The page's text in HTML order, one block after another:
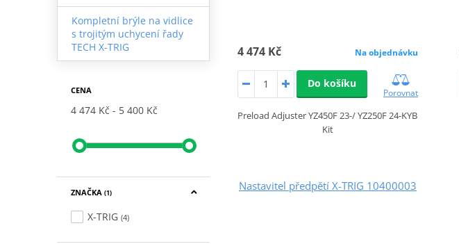
Kompletní brýle na vidlice
s trojitým uchycení řady
TECH X-TRIG
CENA
4 474 Kč 5 400 Kč
ZNAČKA (1)
X-TRIG (4)
4 474 Kč Na objednávku
Do košíku
Porovnat
Preload Adjuster YZ450F 23-/ YZ250F 24-KYB
Kit
Nastavitel předpětí X-TRIG 10400003